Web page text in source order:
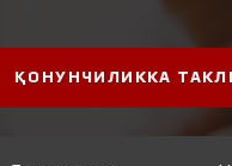
ҚОНУНЧИЛИККА